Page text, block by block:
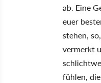
ab. Eine
euer
stehen,
vermerkt
fühlen,